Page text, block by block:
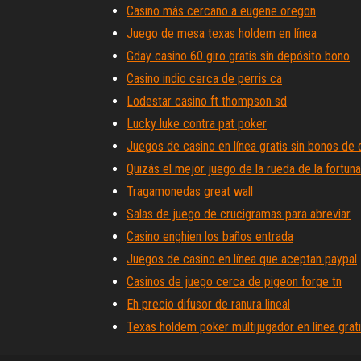
Casino más cercano a eugene oregon
Juego de mesa texas holdem en línea
Gday casino 60 giro gratis sin depósito bono
Casino indio cerca de perris ca
Lodestar casino ft thompson sd
Lucky luke contra pat poker
Juegos de casino en línea gratis sin bonos de
Quizás el mejor juego de la rueda de la fortuna
Tragamonedas great wall
Salas de juego de crucigramas para abreviar
Casino enghien los baños entrada
Juegos de casino en línea que aceptan paypal
Casinos de juego cerca de pigeon forge tn
Eh precio difusor de ranura lineal
Texas holdem poker multijugador en línea